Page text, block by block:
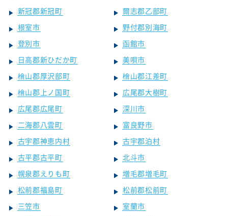
新冠郡新冠町
爾志郡乙部町
根室市
野付郡別海町
登別市
函館市
日高郡新ひだか町
美唄市
檜山郡厚沢部町
檜山郡江差町
檜山郡上ノ国町
広尾郡大樹町
広尾郡広尾町
深川市
二海郡八雲町
富良野市
古宇郡神恵内村
古宇郡泊村
古平郡古平町
北斗市
幌泉郡えりも町
増毛郡増毛町
松前郡福島町
松前郡松前町
三笠市
室蘭市